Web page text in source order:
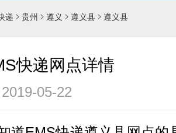
递  贵州  遵义  遵义县  遵义县
快递网点详情
05-22